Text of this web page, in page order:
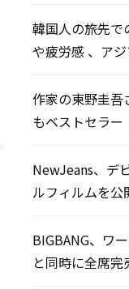
韓国人の旅先で
や疲労感 、ア
作家の東野圭
もベストセラー
NewJeans、デ
ルフィルムを
BIGBANG、ワ
と同時に全席完